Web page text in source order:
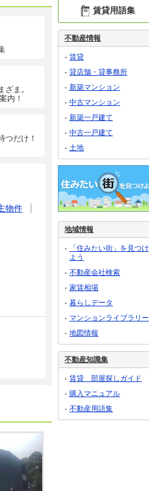
ま。
内！
つだけ！
物件
賃貸用語集
不動産情報
賃貸
貸店舗・貸事務所
新築マンション
中古マンション
新築一戸建て
中古一戸建て
土地
地域情報
「住みたい街」を見つけ
よう
不動産会社検索
家賃相場
暮らしデータ
マンションライブラリー
地図情報
不動産知識集
賃貸 部屋探しガイド
購入マニュアル
不動産用語集